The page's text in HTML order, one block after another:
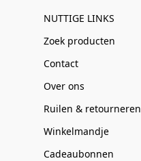
NUTTIGE LINKS
Zoek producten
Contact
Over ons
Ruilen & retourneren
Winkelmandje
Cadeaubonnen